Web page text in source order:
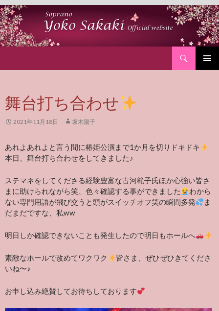
舞台打ち合わせ
2021年11月18日 坂木陽子
あれよあれよと言う間に椿姫公演まで1か月を切りドキドキ
本日、舞台打ち合わせをしてきました♪
ステマネをしてくださる経験豊富な古河範子氏ほか心強い皆さ
まに助けられながら笑、色々確認する事ができました
わから
ない専門用語が飛び交うと頭がスイッチオフ笑の瞬間多発
ま
だまだですな、私ww
明日しか確認できないことも発生したので明日もホールへ
素敵なホールで改めてワクワク
皆さま、ぜひぜひきてくださ
いね〜♪
お申し込み絶賛してお待ちしております